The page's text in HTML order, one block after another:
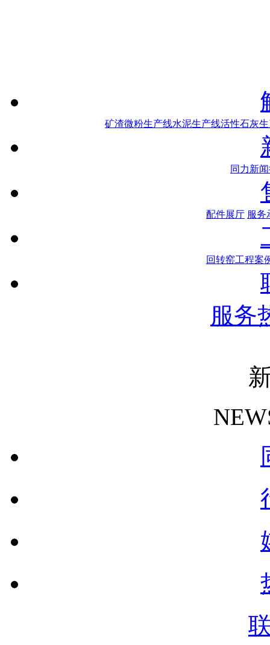
矿渣微粉生产线水泥生产线活性石灰
同力新闻
配件展厅 服务
回转窑工程案
服务